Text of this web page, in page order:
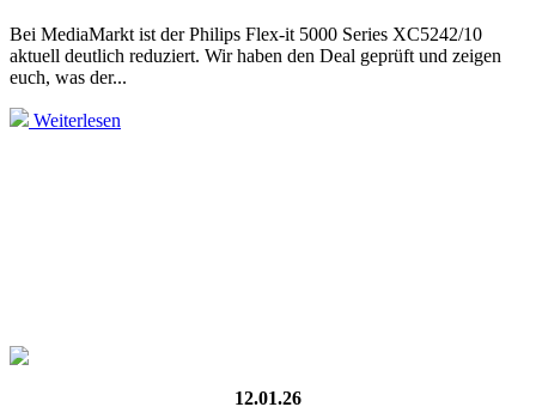
Bei MediaMarkt ist der Philips Flex-it 5000 Series XC5242/10
aktuell deutlich reduziert. Wir haben den Deal geprüft und zeigen
euch, was der...
Weiterlesen
12.01.26